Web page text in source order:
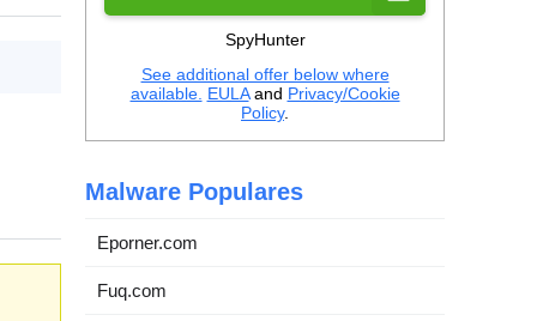
SpyHunter
See additional offer below where
available. EULAand Privacy/Cookie
Policy.
Malware Populares
Eporner.com
Fuq.com